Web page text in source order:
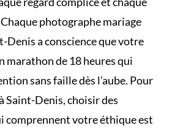
photographe mariage
Denis a conscience que votre
marathon de 18 heures qui
sans faille dès l’aube. Pour
Saint-Denis, choisir des
comprennent votre éthique est